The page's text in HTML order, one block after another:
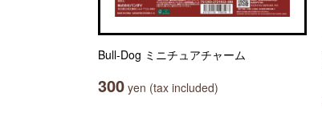
Bull-Dog ミニチュアチャーム
300 yen (tax included)